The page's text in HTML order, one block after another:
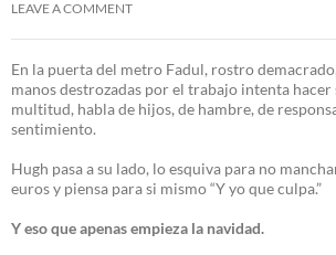
LEAVE A COMMENT
En la puerta del metro Fadul, rostro
manos destrozadas por el trabajo intenta
multitud, habla de hijos, de hambre, de
sentimiento.
Hugh pasa a su lado, lo esquiva para no
euros y piensa para si mismo “Y yo que culpa.”
Y eso que apenas empieza la navidad.